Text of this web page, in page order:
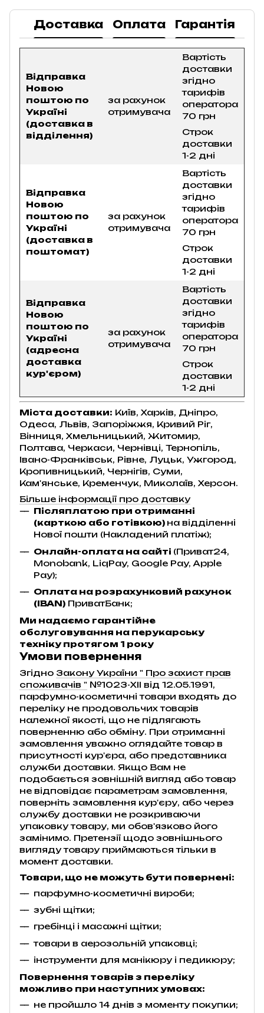
Доставка Оплата Гарантія
Відправка
Новою
поштою по
Україні
(доставка в
відділення)
за рахунок
отримувача
Вартість
доставки
згідно
тарифів
оператора
70 грн
Строк
доставки
1-2 дні
Відправка
Новою
поштою по
Україні
(доставка в
поштомат)
за рахунок
отримувача
Вартість
доставки
згідно
тарифів
оператора
70 грн
Строк
доставки
1-2 дні
Відправка
Новою
поштою по
Україні
(адресна
доставка
кур'єром)
за рахунок
отримувача
Вартість
доставки
згідно
тарифів
оператора
70 грн
Строк
доставки
1-2 дні
Міста доставки: Київ, Харків, Дніпро,
Одеса, Львів, Запоріжжя, Кривий Ріг,
Вінниця, Хмельницький, Житомир,
Полтава, Черкаси, Чернівці, Тернопіль,
Івано-Франківськ, Рівне, Луцьк, Ужгород,
Кропивницький, Чернігів, Суми,
Кам'янське, Кременчук, Миколаїв, Херсон.
Більше інформації про доставку
Післяплатою при отриманні
(карткою або готівкою) на відділенні
Нової пошти (Накладений платіж);
Онлайн-оплата на сайті (Приват24,
Monobank, LiqPay, Google Pay, Apple
Pay);
Оплата на розрахунковий рахунок
(IBAN) ПриватБанк;
Ми надаємо гарантійне
обслуговування на перукарську
техніку протягом 1 року
Умови повернення
Згідно Закону України " Про захист прав
споживачів " №1023-XII від 12.05.1991,
парфумно-косметичні товари входять до
переліку не продовольчих товарів
належної якості, що не підлягають
поверненню або обміну. При отриманні
замовлення уважно оглядайте товар в
присутності кур'єра, або представника
служби доставки. Якщо Вам не
подобається зовнішній вигляд або товар
не відповідає параметрам замовлення,
поверніть замовлення кур'єру, або через
службу доставки не розкриваючи
упаковку товару, ми обов'язково його
замінимо. Претензії щодо зовнішнього
вигляду товару приймаються тільки в
момент доставки.
Товари, що не можуть бути повернені:
парфумно-косметичні вироби;
зубні щітки;
гребінці і масажні щітки;
товари в аерозольній упаковці;
інструменти для манікюру і педикюру;
Повернення товарів з переліку
можливо при наступних умовах:
не пройшло 14 днів з моменту покупки;